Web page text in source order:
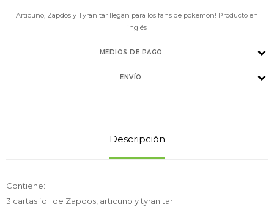
Articuno, Zapdos y Tyranitar llegan para los fans de pokemon! Producto en
inglés
MEDIOS DE PAGO
ENVÍO
Descripción
Contiene:
3 cartas foil de Zapdos, articuno y tyranitar.